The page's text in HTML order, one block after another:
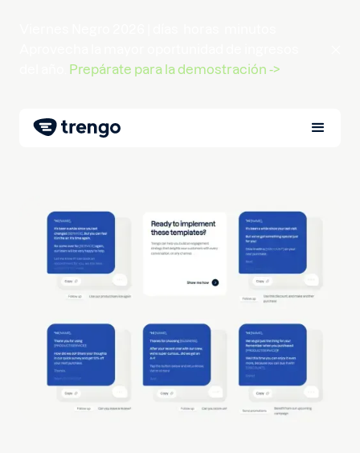
Prepárate para la demostración ->